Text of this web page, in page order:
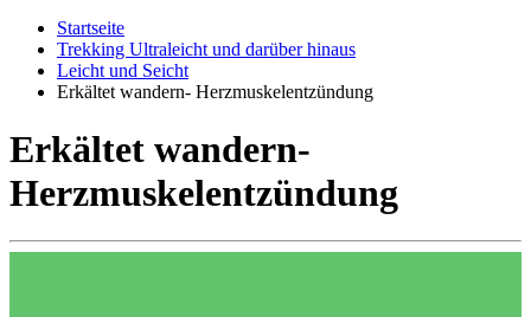
Startseite
Trekking Ultraleicht und darüber hinaus
Leicht und Seicht
Erkältet wandern- Herzmuskelentzündung
Erkältet wandern-
Herzmuskelentzündung